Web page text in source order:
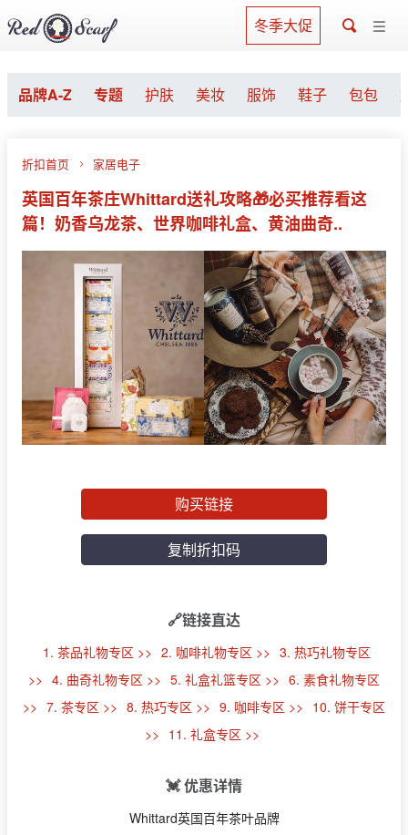
冬季大促
品牌A-Z 专题 护肤 美妆 服饰 鞋子 包包
折扣首页 家居电子
英国百年茶庄Whittard送礼攻略🎁必买推荐看这
篇！奶香乌龙茶、世界咖啡礼盒、黄油曲奇..
购买链接
复制折扣码
🔗链接直达
1. 茶品礼物专区 >> 2. 咖啡礼物专区 >> 3. 热巧礼物专区
>> 4. 曲奇礼物专区 >> 5. 礼盒礼篮专区 >> 6. 素食礼物专区
>> 7. 茶专区 >> 8. 热巧专区 >> 9. 咖啡专区 >> 10. 饼干专区
>> 11. 礼盒专区 >>
💓 优惠详情
Whittard英国百年茶叶品牌